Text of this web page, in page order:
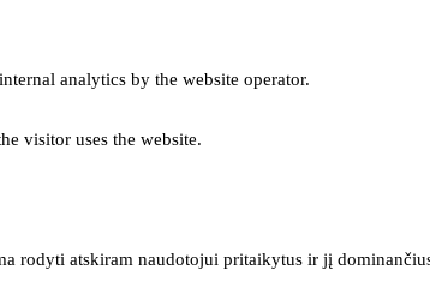
analytics by the website operator.
visitor uses the website.
rodyti atskiram naudotojui pritaikytus ir jį